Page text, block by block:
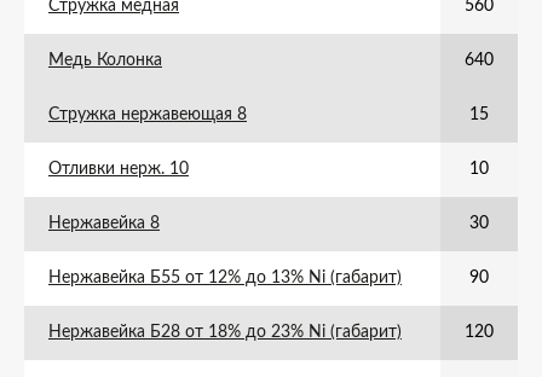
Стружка медная 560
Медь Колонка 640
Стружка нержавеющая 8 15
Отливки нерж. 10 10
Нержавейка 8 30
Нержавейка Б55 от 12% до 13% Ni (габарит) 90
Нержавейка Б28 от 18% до 23% Ni (габарит) 120